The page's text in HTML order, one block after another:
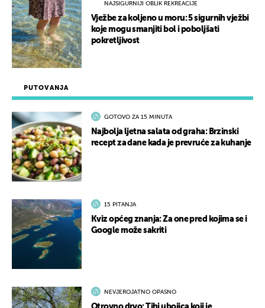
PUTOVANJA
GOTOVO ZA 15 MINUTA
Najbolja ljetna salata od graha: Brzinski
recept za dane kada je prevruće za kuhanje
15 PITANJA
Kviz općeg znanja: Za one pred kojima se i
Google može sakriti
NEVJEROJATNO OPASNO
NAJSIGURNIJI OBLIK REKREACIJE
Vježbe za koljeno u moru: 5 sigurnih vježbi
koje mogu smanjiti bol i poboljšati
pokretljivost